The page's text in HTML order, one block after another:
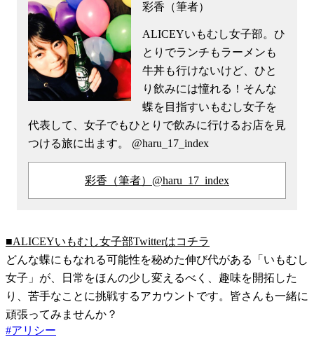
彩香（筆者）
ALICEYいもむし女子部。ひ
とりでランチもラーメンも
牛丼も行けないけど、ひと
り飲みには憧れる！そんな
蝶を目指すいもむし女子を
代表して、女子でもひとりで飲みに行けるお店を見
つける旅に出ます。 @haru_17_index
彩香（筆者）@haru_17_index
■ALICEYいもむし女子部Twitterはコチラ
どんな蝶にもなれる可能性を秘めた伸び代がある「いもむし
女子」が、日常をほんの少し変えるべく、趣味を開拓した
り、苦手なことに挑戦するアカウントです。皆さんも一緒に
頑張ってみませんか？
#アリシー